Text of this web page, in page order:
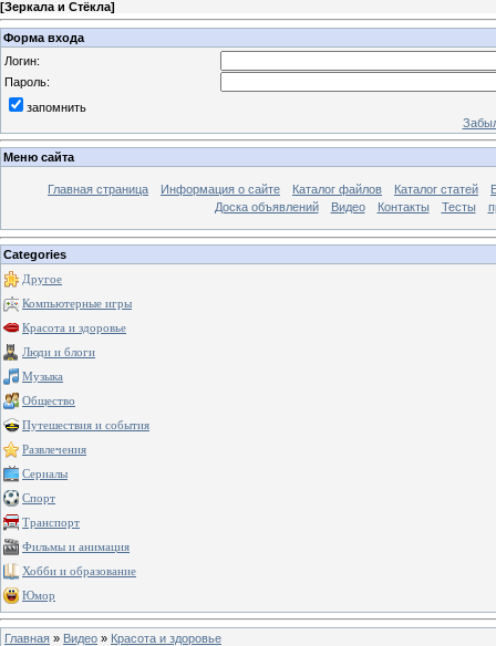
[Зеркала и Стёкла]
Форма входа
Логин:
Пароль:
запомнить
Меню сайта
Главная страница Информация о сайте Каталог файлов Каталог статей
Доска объявлений
Видео Контакты Тесты
Categories
Другое
Компьютерные игры
Красота и здоровье
Люди и блоги
Музыка
Общество
Путешествия и события
Развлечения
Сериалы
Спорт
Транспорт
Фильмы и анимация
Хобби и образование
Юмор
Главная » Видео » Красота и здоровье